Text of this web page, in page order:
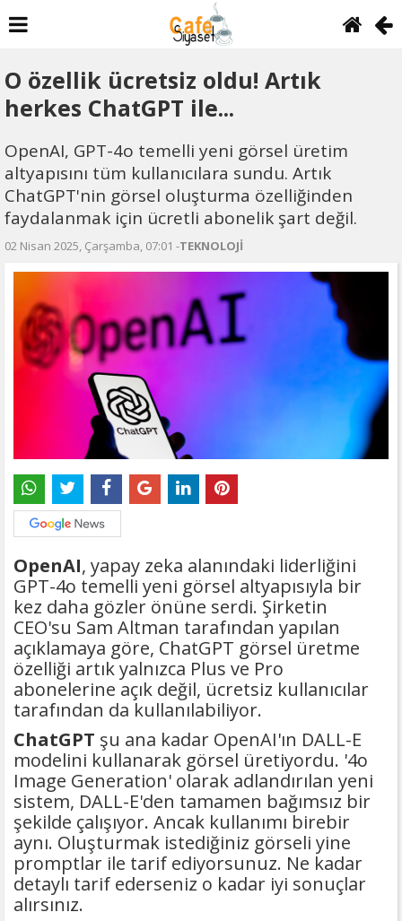
O özellik ücretsiz oldu! Artık
herkes ChatGPT ile...
OpenAI, GPT-4o temelli yeni görsel üretim
altyapısını tüm kullanıcılara sundu. Artık
ChatGPT'nin görsel oluşturma özelliğinden
faydalanmak için ücretli abonelik şart değil.
02 Nisan 2025, Çarşamba, 07:01 -TEKNOLOJİ
OpenAI, yapay zeka alanındaki liderliğini
GPT-4o temelli yeni görsel altyapısıyla bir
kez daha gözler önüne serdi. Şirketin
CEO'su Sam Altman tarafından yapılan
açıklamaya göre, ChatGPT görsel üretme
özelliği artık yalnızca Plus ve Pro
abonelerine açık değil, ücretsiz kullanıcılar
tarafından da kullanılabiliyor.
ChatGPT şu ana kadar OpenAI'ın DALL-E
modelini kullanarak görsel üretiyordu. '4o
Image Generation' olarak adlandırılan yeni
sistem, DALL-E'den tamamen bağımsız bir
şekilde çalışıyor. Ancak kullanımı birebir
aynı. Oluşturmak istediğiniz görseli yine
promptlar ile tarif ediyorsunuz. Ne kadar
detaylı tarif ederseniz o kadar iyi sonuçlar
alırsınız.